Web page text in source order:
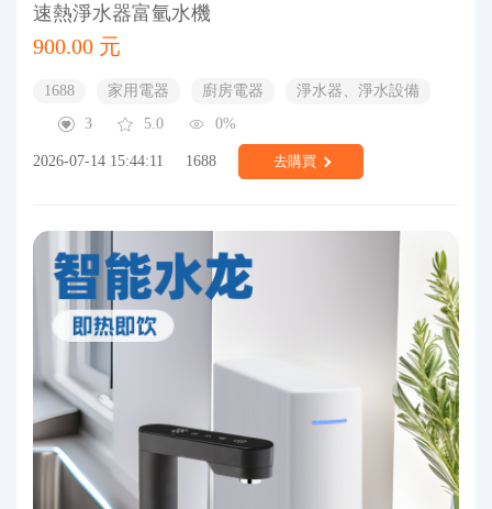
速熱淨水器富氫水機
900.00 元
1688 家用電器 廚房電器
淨水器、淨水設備
3
5.0 0%
2026-07-14 15:44:11 1688 去購買